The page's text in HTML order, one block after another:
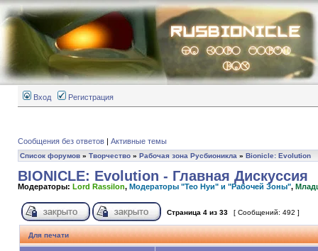
Вход Регистрация
Сообщения без ответов | Активные темы
Список форумов » Творчество » Рабочая зона Русбионикла » Bionicle: Evolution
BIONICLE: Evolution - Главная Дискуссия
Модераторы: Lord Rassilon, Модераторы "Тео Нуи" и "Рабочей Зоны",
Страница 4 из 33 [ Сообщений: 492 ]
Для печати